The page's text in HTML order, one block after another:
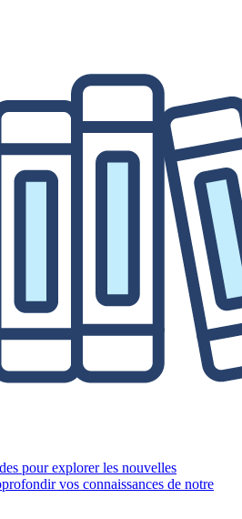
pour explorer les nouvelles
vos connaissances de notre